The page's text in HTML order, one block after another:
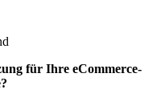
für Ihre eCommerce-